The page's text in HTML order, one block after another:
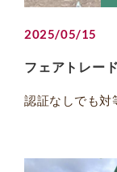
2025/05/15
フェアトレー
認証なしでも対